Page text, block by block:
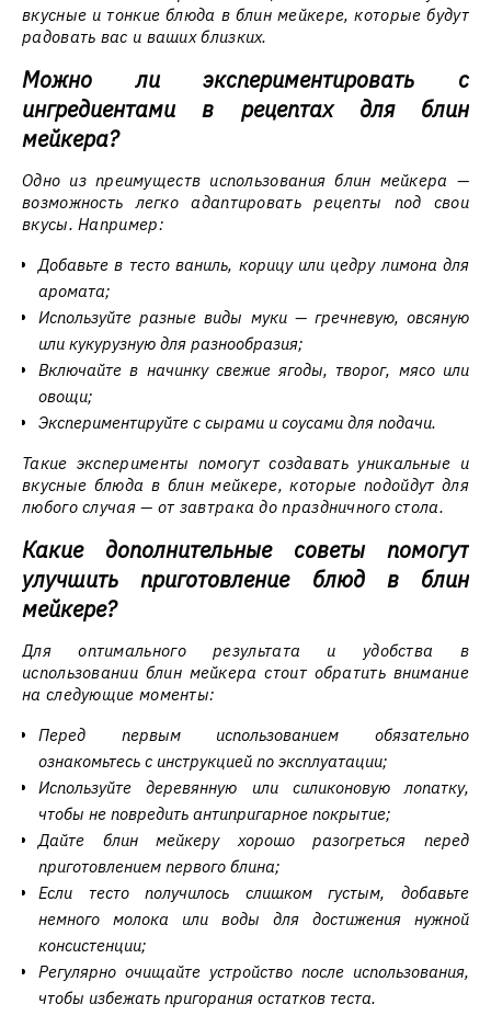
вкусные и тонкие блюда в блин мейкере, которые будут
радовать вас и ваших близких.
Можно ли экспериментировать с
ингредиентами в рецептах для блин
мейкера?
Одно из преимуществ использования блин мейкера —
возможность легко адаптировать рецепты под свои
вкусы. Например:
Добавьте в тесто ваниль, корицу или цедру лимона для
аромата;
Используйте разные виды муки — гречневую, овсяную
или кукурузную для разнообразия;
Включайте в начинку свежие ягоды, творог, мясо или
овощи;
Экспериментируйте с сырами и соусами для подачи.
Такие эксперименты помогут создавать уникальные и
вкусные блюда в блин мейкере, которые подойдут для
любого случая — от завтрака до праздничного стола.
Какие дополнительные советы помогут
улучшить приготовление блюд в блин
мейкере?
Для оптимального результата и удобства в
использовании блин мейкера стоит обратить внимание
на следующие моменты:
Перед первым использованием обязательно
ознакомьтесь с инструкцией по эксплуатации;
Используйте деревянную или силиконовую лопатку,
чтобы не повредить антипригарное покрытие;
Дайте блин мейкеру хорошо разогреться перед
приготовлением первого блина;
Если тесто получилось слишком густым, добавьте
немного молока или воды для достижения нужной
консистенции;
Регулярно очищайте устройство после использования,
чтобы избежать пригорания остатков теста.